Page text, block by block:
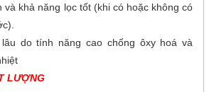
và khả năng lọc tốt (khi có hoặc không có
do tính năng cao chống ôxy hoá và
LƯỢNG